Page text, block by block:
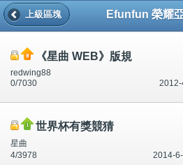
Efunfun 榮耀
上級區塊
《星曲 WEB》版規
redwing88
0/7030
世界杯有獎競猜
星曲
2014-
4/3978